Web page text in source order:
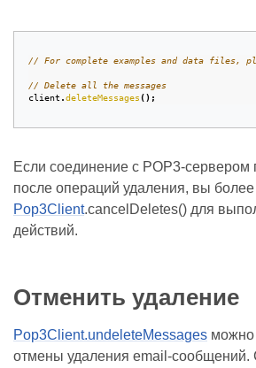
// For complete examples and data files,
// Delete all the messages
client .deleteMessages();
Если соединение с POP3‑сервером
после операций удаления, вы
Pop3Client.cancelDeletes() для
действий.
Отменить удаление
Pop3Client.undeleteMessages можно
отмены удаления